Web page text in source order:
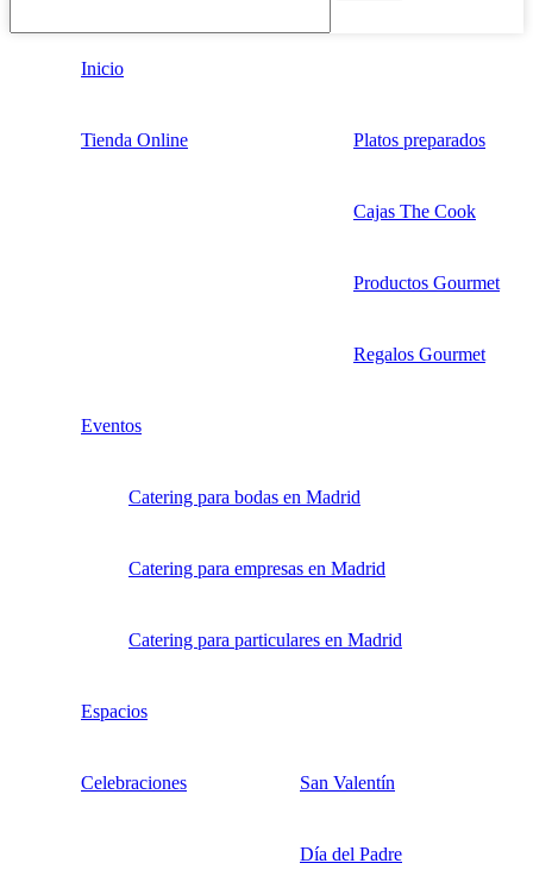
Inicio
Tienda Online Platos preparados
Cajas The Cook
Productos Gourmet
Regalos Gourmet
Eventos
Catering para bodas en Madrid
Catering para empresas en Madrid
Catering para particulares en Madrid
Espacios
Celebraciones San Valentín
Día del Padre